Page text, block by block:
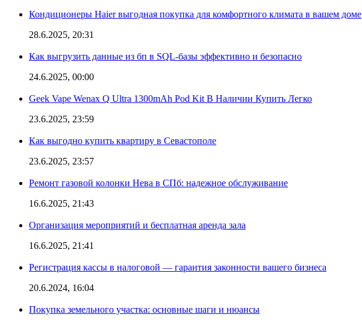
Кондиционеры Haier выгодная покупка для комфортного климата в вашем доме
28.6.2025, 20:31
Как выгрузить данные из бп в SQL-базы эффективно и безопасно
24.6.2025, 00:00
Geek Vape Wenax Q Ultra 1300mAh Pod Kit В Наличии Купить Легко
23.6.2025, 23:59
Как выгодно купить квартиру в Севастополе
23.6.2025, 23:57
Ремонт газовой колонки Нева в СПб: надежное обслуживание
16.6.2025, 21:43
Организация мероприятий и бесплатная аренда зала
16.6.2025, 21:41
Регистрация кассы в налоговой — гарантия законности вашего бизнеса
20.6.2024, 16:04
Покупка земельного участка: основные шаги и нюансы